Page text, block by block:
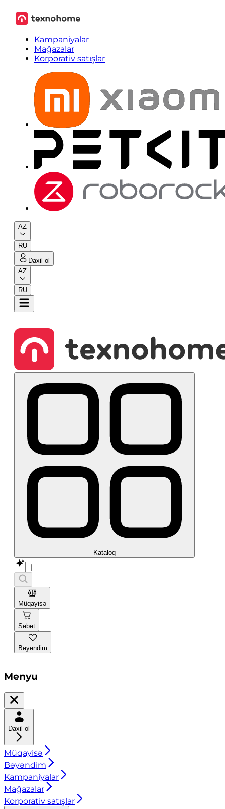
Kampaniyalar
Mağazalar
Korporativ satışlar
AZ
RU
Daxil ol
AZ
RU
Kataloq
Müqayisə
Səbət
Bəyəndim
Menyu
Daxil ol
Müqayisə
Bəyəndim
Kampaniyalar
Mağazalar
Korporativ satışlar